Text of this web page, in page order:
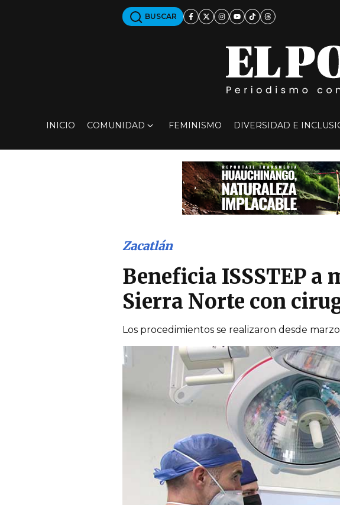
BUSCAR
INICIO COMUNIDAD FEMINISMO DIVERSIDAD E
Zacatlán
Beneficia ISSSTEP a
Sierra Norte con
Los procedimientos se realizaron desde